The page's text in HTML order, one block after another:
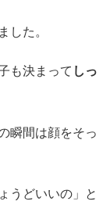
した。
も決まって しっ
瞬間は顔をそっ
うどいいの」と